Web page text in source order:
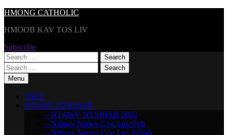
Skip
content
HMONG CATHOLIC
HMOOB KAV TOS LIV
Subscribe
Search
for:
Search
for:Menu
TSEV
NTAWV NTSHIAB
– NTAWV NTSHIAB 2002
– Nthuav Ntawv Cog Lus Qub
– Nthuav Ntawv Cog Lus Tshiab